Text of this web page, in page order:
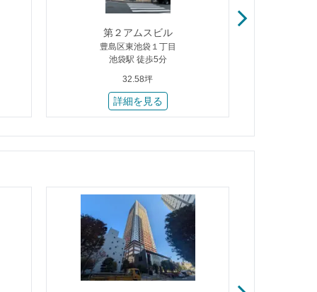
第２アムスビル
豊島区東池袋１丁目
池袋駅 徒歩5分
32.58坪
詳細を見る